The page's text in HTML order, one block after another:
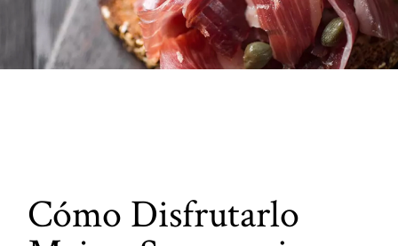
Cómo Disfrutarlo